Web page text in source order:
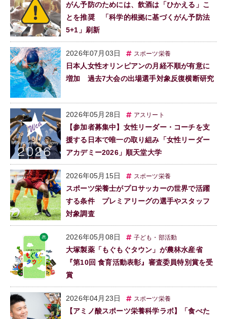
がん予防のためには、飲酒は「ひかえる」こ
とを推奨 「科学的根拠に基づくがん予防法
5+1」刷新
2026年07月03日 スポーツ栄養
日本人女性オリンピアンの月経不順が有意に
増加 過去7大会の出場選手対象反復横断研究
2026年05月28日 アスリート
【参加者募集中】女性リーダー・コーチを支
援する日本で唯一の取り組み「女性リーダー
アカデミー2026」順天堂大学
2026年05月15日 スポーツ栄養
スポーツ栄養士がプロサッカーの世界で活躍
する条件 プレミアリーグの選手やスタッフ
対象調査
2026年05月08日 子ども・部活動
大塚製薬「もぐもぐタウン」が農林水産省
『第10回 食育活動表彰』審査委員特別賞を受
賞
2026年04月23日 スポーツ栄養
【アミノ酸スポーツ栄養科学ラボ】「食べた